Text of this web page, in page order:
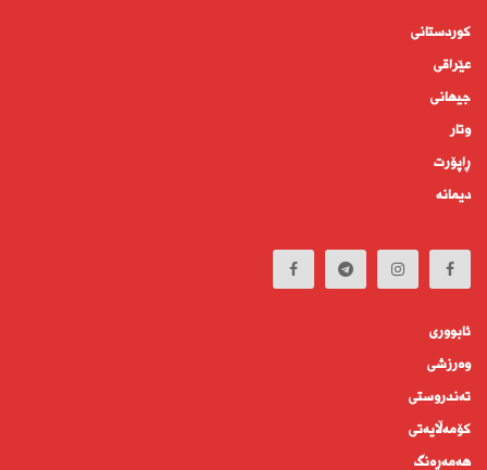
کوردستانى
عێراقی
جیهانى
وتار
ڕاپۆرت
دیمانە
ئابوورى
وەرزشی
تەندروستى
كۆمه‌ڵايه‌تى
هەمەڕەنگ